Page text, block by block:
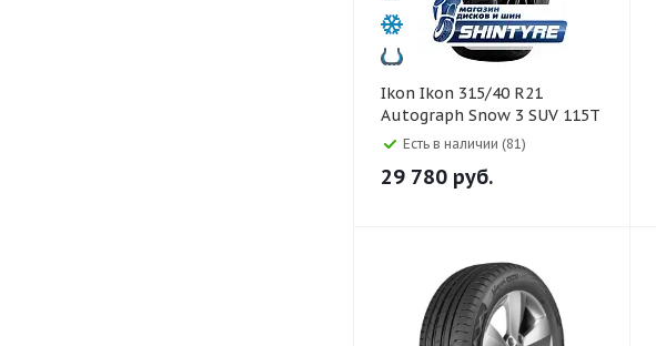
Ikon Ikon 315/40 R21
Autograph Snow 3 SUV 115T
Есть в наличии (81)
29 780 руб.